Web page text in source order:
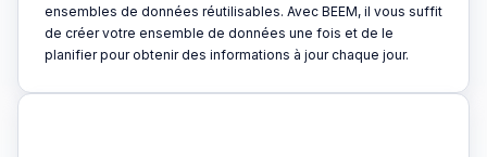
ensembles de données réutilisables. Avec BEEM, il vous suffit
de créer votre ensemble de données une fois et de le
planifier pour obtenir des informations à jour chaque jour.